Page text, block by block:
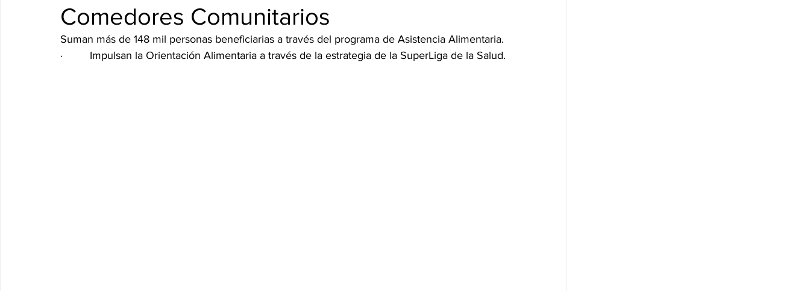
Comedores Comunitarios
Suman más de 148 mil personas beneficiarias a través del programa de Asistencia Alimentaria.
·         Impulsan la Orientación Alimentaria a través de la estrategia de la SuperLiga de la Salud.